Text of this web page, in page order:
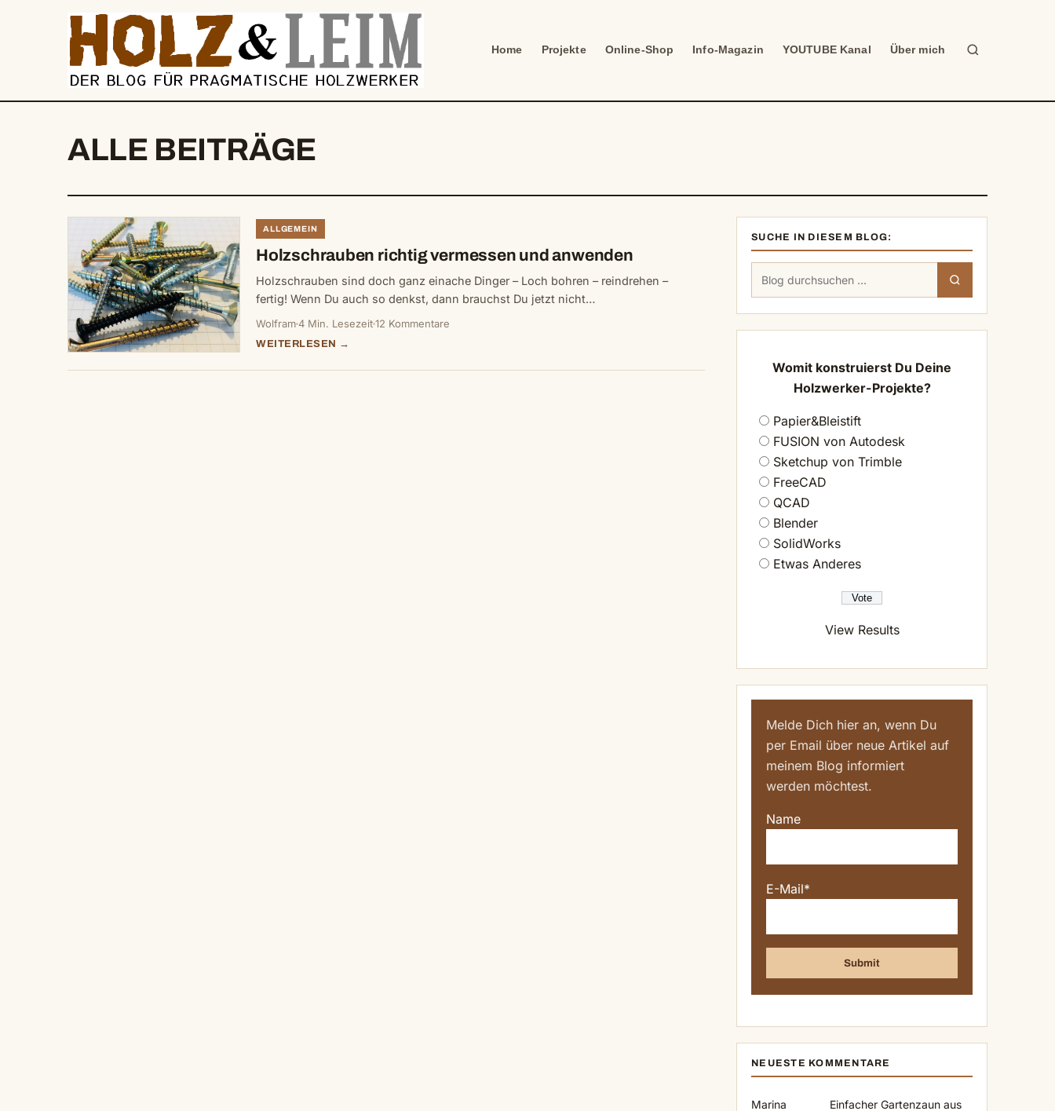
Home Projekte Online-Shop Info-Magazin YOUTUBE Kanal Über mich
Suche
ALLE BEITRÄGE
ALLGEMEIN
Holzschrauben richtig vermessen und anwenden
Holzschrauben sind doch ganz einache Dinger – Loch bohren – reindrehen –
fertig! Wenn Du auch so denkst, dann brauchst Du jetzt nicht…
Wolfram4 Min. Lesezeit12 Kommentare
WEITERLESEN →
SUCHE IN DIESEM BLOG:
nach:
Womit konstruierst Du Deine
Holzwerker-Projekte?
Papier&Bleistift
FUSION von Autodesk
Sketchup von Trimble
FreeCAD
QCAD
Blender
SolidWorks
Etwas Anderes
View Results
Melde Dich hier an, wenn Du
per Email über neue Artikel auf
meinem Blog informiert
werden möchtest.
Name
E-Mail*
NEUESTE KOMMENTARE
Marina
Einfacher Gartenzaun aus